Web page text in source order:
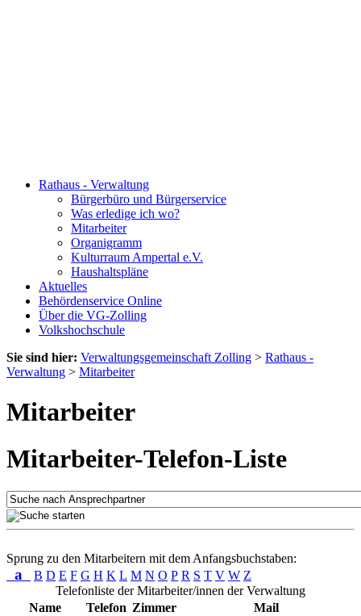
Rathaus - Verwaltung
Bürgerbüro und Bürgerservice
Was erledige ich wo?
Mitarbeiter
Organigramm
Kulturraum Ampertal e.V.
Haushaltspläne
Aktuelles
Behördenservice Online
Über die VG-Zolling
Volkshochschule
Sie sind hier: Verwaltungsgemeinschaft Zolling > Rathaus -
Verwaltung > Mitarbeiter
Mitarbeiter
Mitarbeiter-Telefon-Liste
Sprung zu den Mitarbeitern mit dem Anfangsbuchstaben:
a B D E F G H K L M N O P R S T V W Z
Telefonliste der Mitarbeiter/innen der Verwaltung
Name
Telefon Zimmer
Mail